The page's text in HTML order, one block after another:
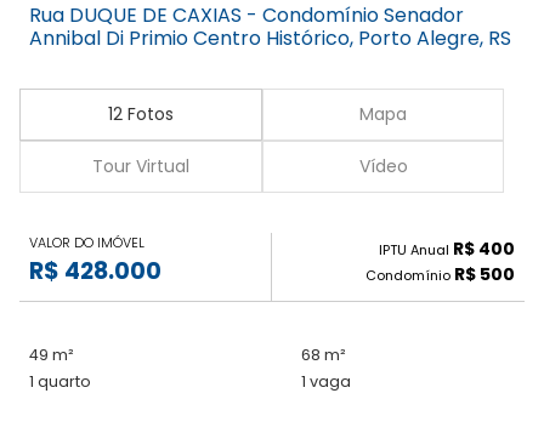
Rua DUQUE DE CAXIAS - Condomínio Senador
Annibal Di Primio Centro Histórico, Porto Alegre, RS
12 Fotos Mapa
Tour Virtual Vídeo
VALOR DO IMÓVEL
R$ 428.000
IPTU Anual R$ 400
Condomínio R$ 500
49 m²
68 m²
1 quarto
1 vaga